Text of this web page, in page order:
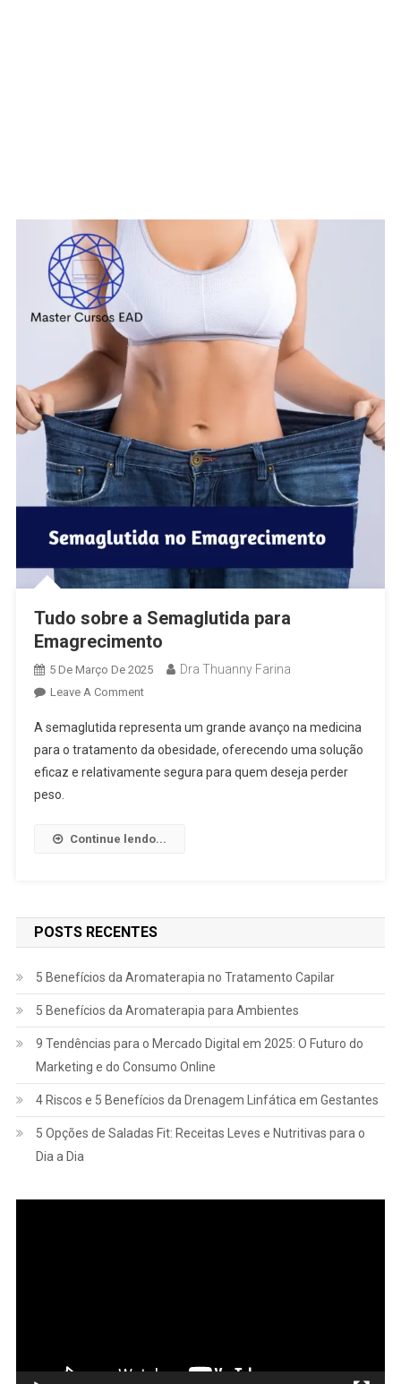
Tudo sobre a Semaglutida para
Emagrecimento
5 De Março De 2025 Dra Thuanny Farina
Leave A Comment
A semaglutida representa um grande avanço na medicina
para o tratamento da obesidade, oferecendo uma solução
eficaz e relativamente segura para quem deseja perder
peso.
Continue lendo...
POSTS RECENTES
5 Benefícios da Aromaterapia no Tratamento Capilar
5 Benefícios da Aromaterapia para Ambientes
9 Tendências para o Mercado Digital em 2025: O Futuro do
Marketing e do Consumo Online
4 Riscos e 5 Benefícios da Drenagem Linfática em Gestantes
5 Opções de Saladas Fit: Receitas Leves e Nutritivas para o
Dia a Dia